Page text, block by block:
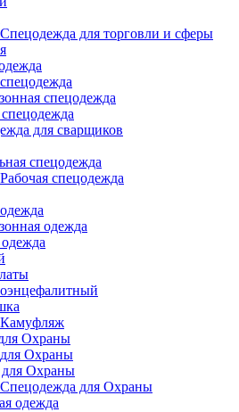
Спецодежда для торговли и сферы
спецодежда
для сварщиков
спецодежда
спецодежда
одежда
Камуфляж
Охраны
Охраны
Охраны
Спецодежда для Охраны
одежда